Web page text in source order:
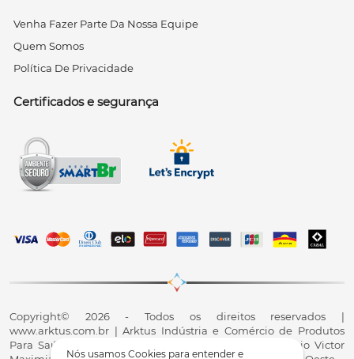
Nós usamos Cookies para entender e
Venha Fazer Parte Da Nossa Equipe
Quem Somos
Política De Privacidade
Certificados e segurança
Copyright© 2026 - Todos os direitos reservados |
www.arktus.com.br | Arktus Indústria e Comércio de Produtos
Para Saúde Ltda | CNPJ: 01.417.367/0001-78 | R. Antônio Victor